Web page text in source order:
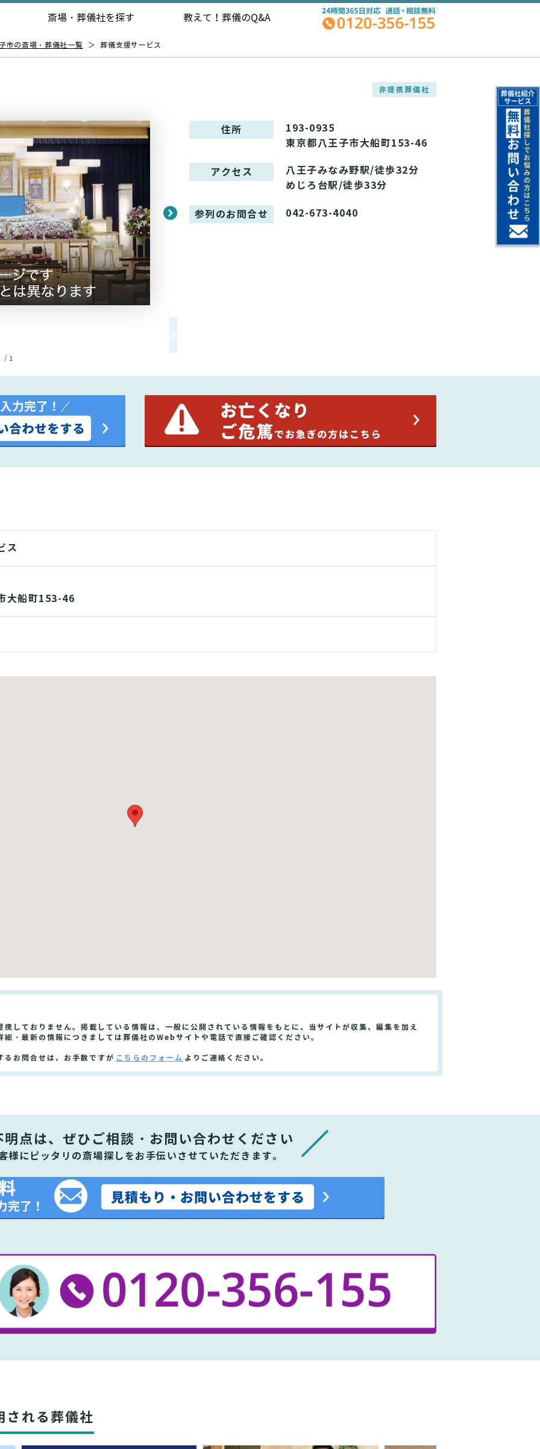
斎場・葬儀社を探す 教えて！ 葬儀のQ&A
市の斎場・葬儀社一覧 ＞ 葬儀支援サービス
非提携葬儀社
/ 1
住所
193-0935
東京都八王子市大船町153-46
アクセス
八王子みなみ野駅/徒歩32分
めじろ台駅/徒歩33分
参列のお問合せ 042-673-4040
ス
大船町153-46
しておりません。掲載している情報は、一般に公開されている情報をもとに、当サイトが収集、編集を加え
・最新の情報につきましては葬儀社のWebサイトや電話で直接ご確認ください。
るお問合せは、お手数ですが こちらのフォーム よりご連絡ください。
明点は、ぜひ ご相談・お問い合わせください
様にピッタリの斎場探しをお手伝いさせていただきます。
される葬儀社